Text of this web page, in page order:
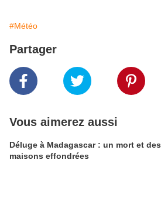
#Météo
Partager
Vous aimerez aussi
Déluge à Madagascar : un mort et des
maisons effondrées